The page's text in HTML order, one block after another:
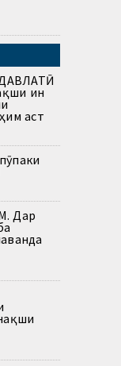
ин
аст
Дар